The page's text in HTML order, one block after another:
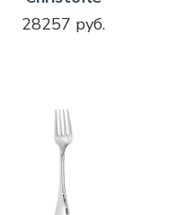
28257 руб.